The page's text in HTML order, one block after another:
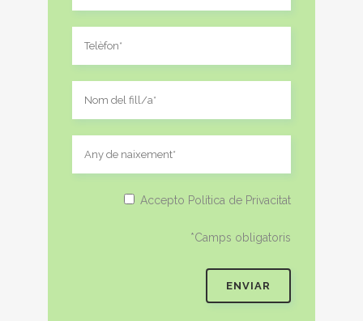
Accepto Política de Privacitat
*Camps obligatoris